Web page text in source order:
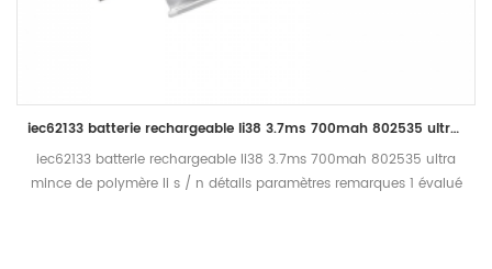
iec62133 batterie rechargeable li38 3.7ms 700mah 802535 ultra mince de polymère li
iec62133 batterie rechargeable li38 3.7ms 700mah 802535 ultra
mince de polymère li s / n détails paramètres remarques 1 évalué